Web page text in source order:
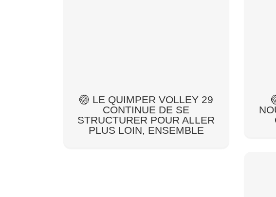
🏐 LE QUIMPER VOLLEY 29
CONTINUE DE SE
STRUCTURER POUR ALLER
PLUS LOIN, ENSEMBLE